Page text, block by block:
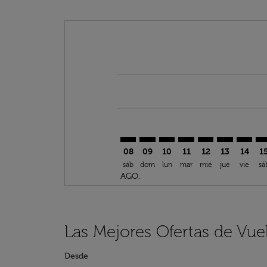
08
sáb
AGO.
09
dom
10
lun
11
mar
12
mié
13
jue
14
vie
Las Mejores Ofertas de
Desde